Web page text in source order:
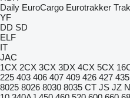
Daily EuroCargo Eurotrakker
YF
DD SD
ELF
IT
JAC
1CX 2CX 3CX 3DX 4CX 5CX
225 403 406 407 409 426 427
8025 8026 8030 8035 CT JS JZ